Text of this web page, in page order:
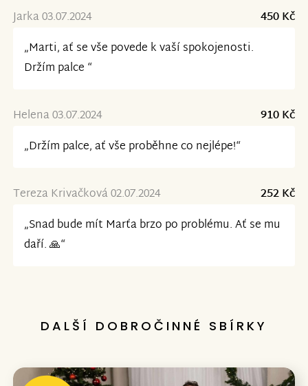
Jarka 03.07.2024
450 Kč
„Marti, ať se vše povede k vaší spokojenosti.
Držím palce “
Helena 03.07.2024
910 Kč
„Držím palce, ať vše proběhne co nejlépe!“
Tereza Krivačková 02.07.2024
252 Kč
„Snad bude mít Marťa brzo po problému. Ať se mu
daří. 🙏“
DALŠÍ DOBROČINNÉ SBÍRKY